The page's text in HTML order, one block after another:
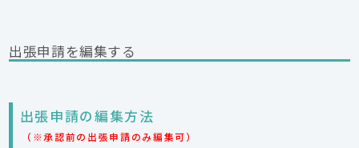
出張申請を編集する
出張申請の編集方法
（※承認前の出張申請のみ編集可）